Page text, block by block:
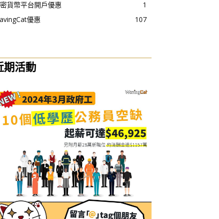
貨幣平台開戶優惠
1
優惠
107
期活動